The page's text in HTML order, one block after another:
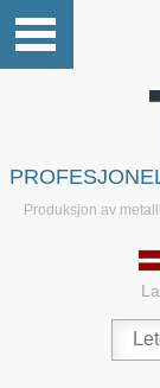
Produksjon av